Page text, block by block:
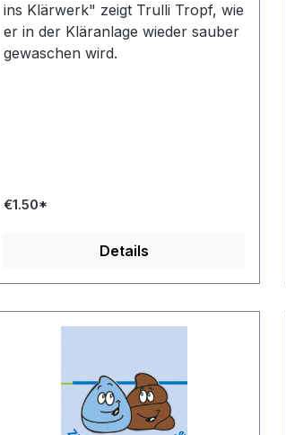
ins Klärwerk" zeigt Trulli Tropf, wie
er in der Kläranlage wieder sauber
gewaschen wird.
€1.50*
Details